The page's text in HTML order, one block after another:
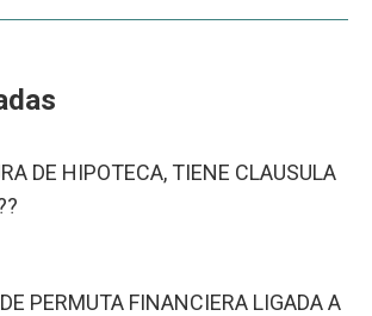
DE HIPOTECA, TIENE CLAUSULA
PERMUTA FINANCIERA LIGADA A